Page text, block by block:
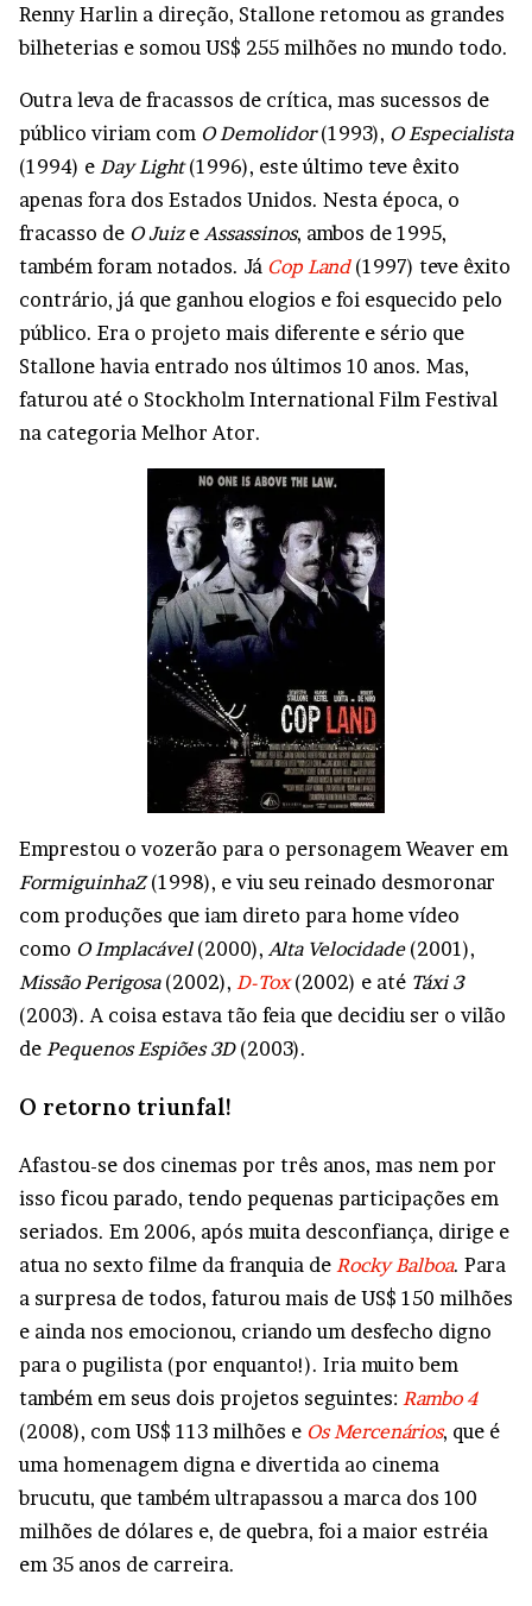
Renny Harlin a direção, Stallone retomou as grandes
bilheterias e somou US$ 255 milhões no mundo todo.
Outra leva de fracassos de crítica, mas sucessos de
público viriam com O Demolidor(1993), O Especialista
(1994) e Day Light(1996), este último teve êxito
apenas fora dos Estados Unidos. Nesta época, o
fracasso de O Juize Assassinos, ambos de 1995,
também foram notados. Já Cop Land(1997) teve êxito
contrário, já que ganhou elogios e foi esquecido pelo
público. Era o projeto mais diferente e sério que
Stallone havia entrado nos últimos 10 anos. Mas,
faturou até o Stockholm International Film Festival
na categoria Melhor Ator.
Emprestou o vozerão para o personagem Weaver em
FormiguinhaZ(1998), e viu seu reinado desmoronar
com produções que iam direto para home vídeo
como O Implacável(2000), Alta Velocidade(2001),
Missão Perigosa(2002), D-Tox(2002) e até Táxi 3
(2003). A coisa estava tão feia que decidiu ser o vilão
de Pequenos Espiões 3D(2003).
O retorno triunfal!
Afastou-se dos cinemas por três anos, mas nem por
isso ficou parado, tendo pequenas participações em
seriados. Em 2006, após muita desconfiança, dirige e
atua no sexto filme da franquia de Rocky Balboa. Para
a surpresa de todos, faturou mais de US$ 150 milhões
e ainda nos emocionou, criando um desfecho digno
para o pugilista (por enquanto!). Iria muito bem
também em seus dois projetos seguintes: Rambo 4
(2008), com US$ 113 milhões e Os Mercenários, que é
uma homenagem digna e divertida ao cinema
brucutu, que também ultrapassou a marca dos 100
milhões de dólares e, de quebra, foi a maior estréia
em 35 anos de carreira.